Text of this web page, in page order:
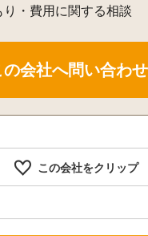
り・費用に関する相談
この会社をクリップ